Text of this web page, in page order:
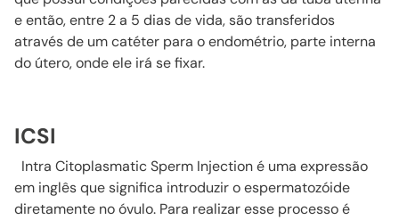
e então, entre 2 a 5 dias de vida, são transferidos
através de um catéter para o endométrio, parte interna
do útero, onde ele irá se fixar.
ICSI
Intra Citoplasmatic Sperm Injection é uma expressão
em inglês que significa introduzir o espermatozóide
diretamente no óvulo. Para realizar esse processo é